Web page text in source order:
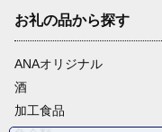
お礼の品から探す
ANAオリジナル
酒
加工食品